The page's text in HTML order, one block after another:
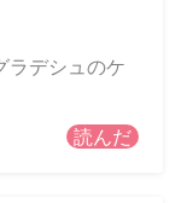
ラデシュのケ
読んだ